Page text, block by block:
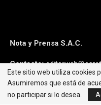
Nota y Prensa S.A.C.
Contacto:
Síguenos:
Este sitio web utiliza cookies
Asumiremos que está de
no participar si lo desea.